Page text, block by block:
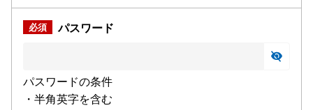
パスワード
パスワードの条件
・半角英字を含む